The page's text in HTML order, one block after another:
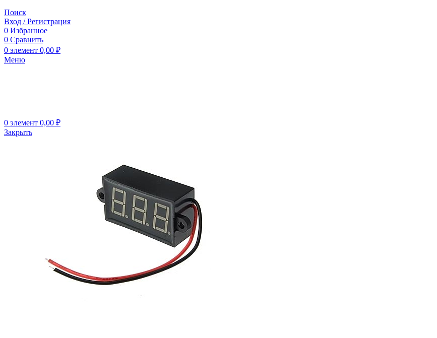
Поиск
Вход / Регистрация
0 Избранное
0 Сравнить
0 элемент 0,00 ₽
Меню
0 элемент 0,00 ₽
Закрыть